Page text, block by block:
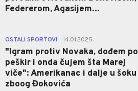
Federerom, Agasijem...
OSTALI SPORTOVI 14.01.2025.
"Igram protiv Novaka, dođem po
peškir i onda čujem šta Marej
viče": Amerikanac i dalje u šoku
zboog Đokovića